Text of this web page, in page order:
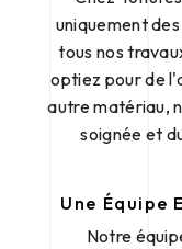
uniquement
tous nos
optiez pour de
autre matériau,
soignée et
Une Équipe
Notre